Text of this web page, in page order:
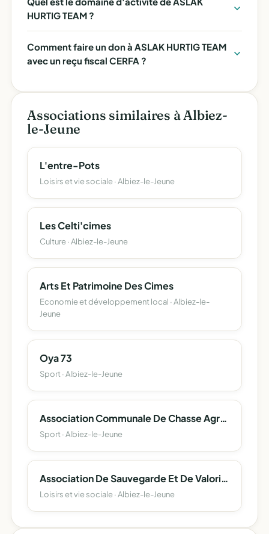
HURTIG TEAM ?
Comment faire un don à ASLAK HURTIG TEAM
avec un reçu fiscal CERFA ?
Associations similaires à Albiez-
le-Jeune
L'entre-Pots
Loisirs et vie sociale · Albiez-le-Jeune
Les Celti'cimes
Culture · Albiez-le-Jeune
Arts Et Patrimoine Des Cimes
Economie et développement local · Albiez-le-
Jeune
Oya 73
Sport · Albiez-le-Jeune
Association Communale De Chasse Agreee D'albiez-Le Jeune
Sport · Albiez-le-Jeune
Association De Sauvegarde Et De Valorisation Du Patrimoine D'albiez-Le-Jeune
Loisirs et vie sociale · Albiez-le-Jeune